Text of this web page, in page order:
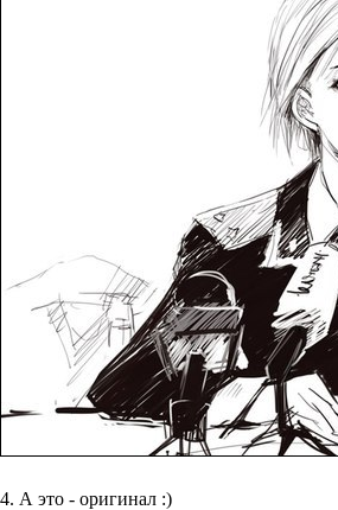
4. А это - оригинал :)